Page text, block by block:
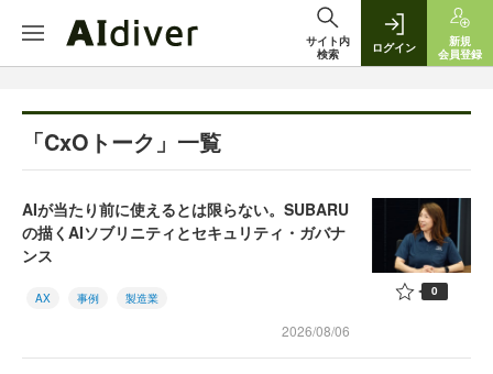
サイト内
検索
ログイン
新規
会員登録
「CxOトーク」一覧
AIが当たり前に使えるとは限らない。SUBARU
の描くAIソブリニティとセキュリティ・ガバナ
ンス
AX 事例 製造業
2026/08/06
0